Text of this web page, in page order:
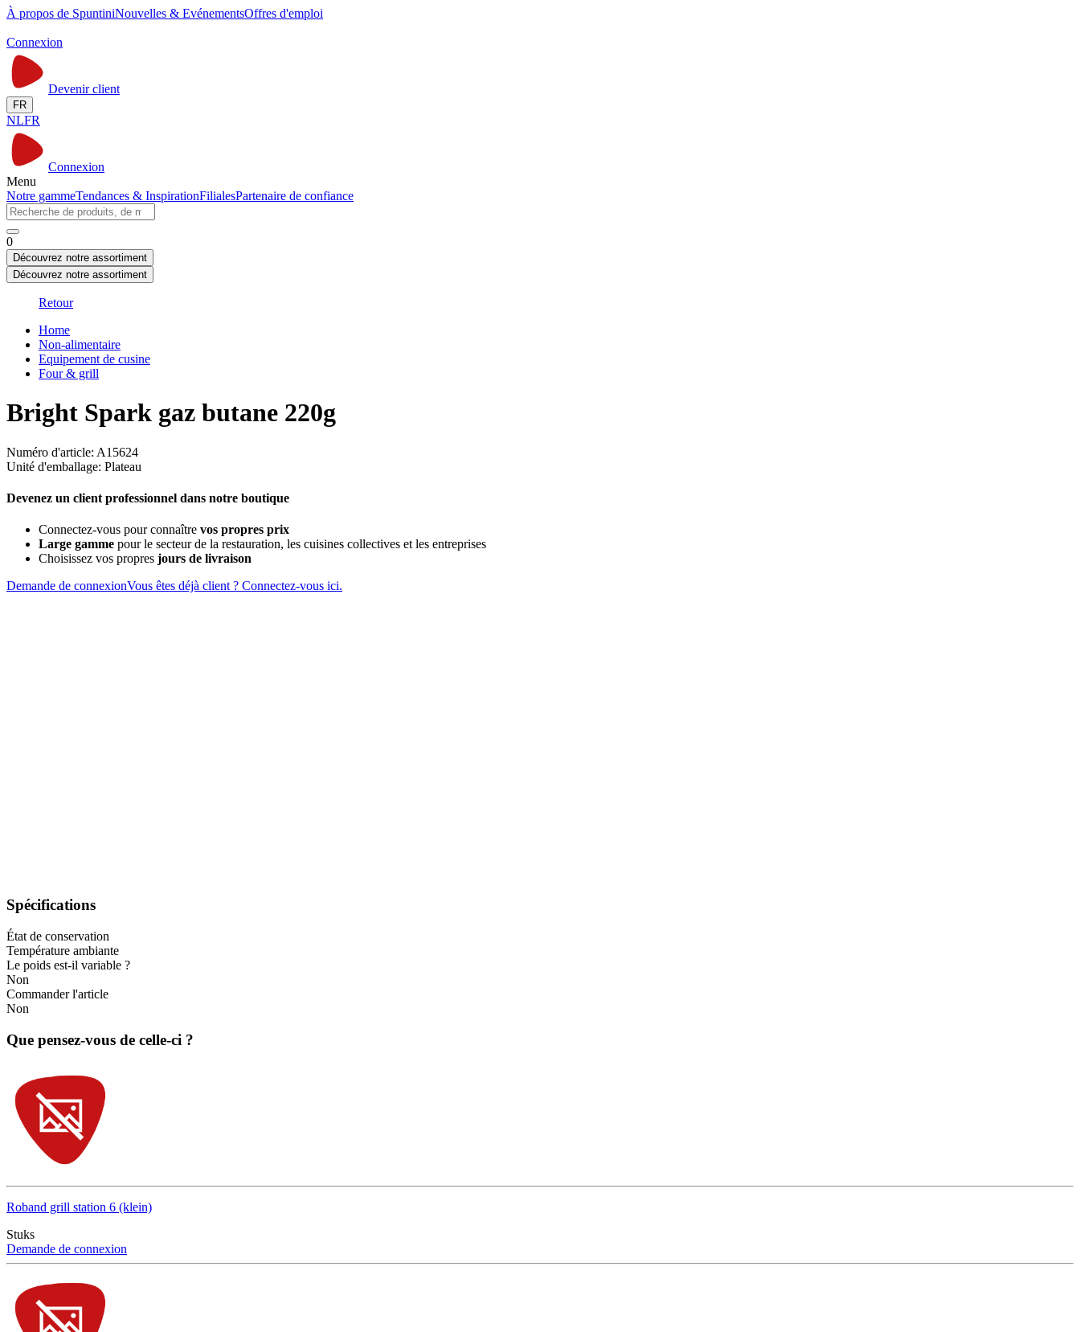
À propos de SpuntiniNouvelles & EvénementsOffres d'emploi
Connexion
Devenir client
FR
NLFR
Connexion
Menu
Notre gammeTendances & InspirationFilialesPartenaire de confiance
0
Découvrez notre assortiment
Découvrez notre assortiment
Retour
Home
Non-alimentaire
Equipement de cusine
Four & grill
Bright Spark gaz butane 220g
Numéro d'article: A15624
Unité d'emballage: Plateau
Devenez un client professionnel dans notre boutique
Connectez-vous pour connaître vos propres prix
Large gamme pour le secteur de la restauration, les cuisines collectives et les entreprises
Choisissez vos propres jours de livraison
Demande de connexionVous êtes déjà client ? Connectez-vous ici.
Spécifications
État de conservation
Température ambiante
Le poids est-il variable ?
Non
Commander l'article
Non
Que pensez-vous de celle-ci ?
Roband grill station 6 (klein)
Stuks
Demande de connexion